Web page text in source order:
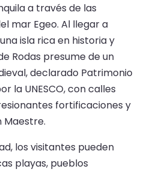
a través de las
mar Egeo. Al llegar a
isla rica en historia y
Rodas presume de un
declarado Patrimonio
la UNESCO, con calles
fortificaciones y
Maestre.
los visitantes pueden
playas, pueblos